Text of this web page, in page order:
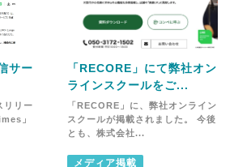
サー
リリー
」
「RECORE」にて弊社オン
ラインスクールをご...
「RECORE」に、弊社オンライン
スクールが掲載されました。 今後
とも、株式会社...
メディア掲載